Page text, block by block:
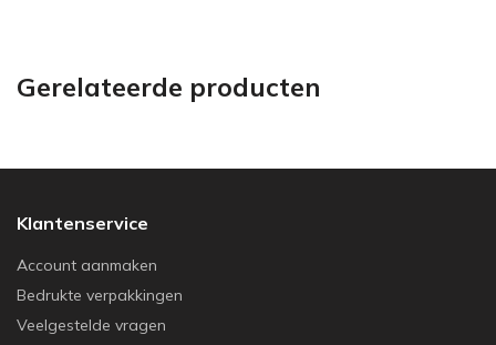
Gerelateerde producten
Klantenservice
Account aanmaken
Bedrukte verpakkingen
Veelgestelde vragen